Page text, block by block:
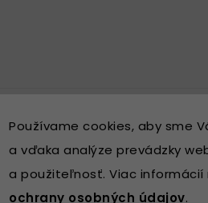
Používame cookies, aby sme
a vďaka analýze prevádzky
a použiteľnosť. Viac informácií
ochrany osobných údajov.